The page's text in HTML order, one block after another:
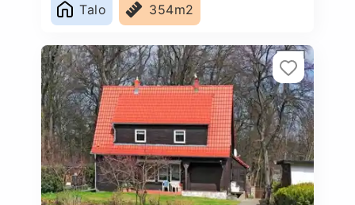
Talo
354m2